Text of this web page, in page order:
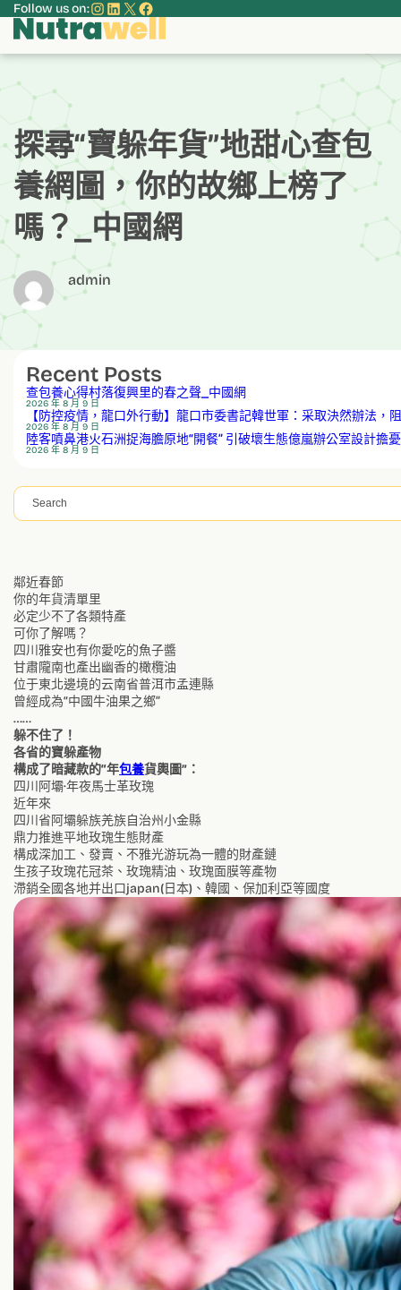
主
內
Follow us on:Instagram
LinkedIn
XFacebook
探尋“寶躲年貨”地甜心查包
養網圖，你的故鄉上榜了
嗎？_中國網
admin
鄰近春節
你的年貨清單里
必定少不了各類特產
可你了解嗎？
四川雅安也有你愛吃的魚子醬
甘肅隴南也產出幽香的橄欖油
位于東北邊境的云南省普洱市孟連縣
曾經成為“中國牛油果之鄉”
……
躲不住了！
各省的寶躲產物
構成了暗藏款的“年包養貨輿圖”：
四川阿壩·年夜馬士革玫瑰
近年來
四川省阿壩躲族羌族自治州小金縣
鼎力推進平地玫瑰生態財產
構成深加工、發賣、不雅光游玩為一體的財產鏈
生孩子玫瑰花冠茶、玫瑰精油、玫瑰面膜等產物
滯銷全國各地并出口japan(日本)、韓國、保加利亞等國度
搜
尋
Recent Posts
查包養心得村落復興里的春之聲_中國網
2026 年 8 月 9 日
【防控疫情，龍口外行動】龍口市委書記韓世軍：采取決然辦法
2026 年 8 月 9 日
陸客噴鼻港火石洲捉海膽原地“開餐” 引破壞生態億嵐辦公室設計擔憂
2026 年 8 月 9 日